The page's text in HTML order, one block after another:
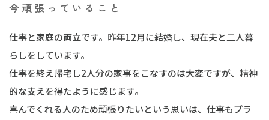
今頑張っていること
仕事と家庭の両立です。昨年12月に結婚し、現在夫と二人暮
らしをしています。
仕事を終え帰宅し2人分の家事をこなすのは大変ですが、精神
的な支えを得たように感じます。
喜んでくれる人のため頑張りたいという思いは、仕事もプラ